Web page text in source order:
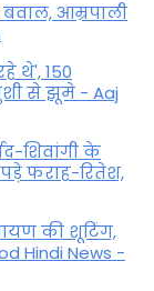
आम्रपाली
थे', 150
से झूमे - Aaj
शिवांगी के
फराह-रितेश,
की शूटिंग,
Hindi News -